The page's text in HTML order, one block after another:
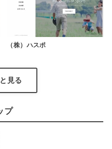
（株）ハスポ
見る
プ